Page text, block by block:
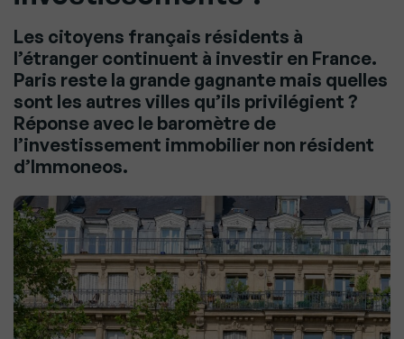
Les citoyens français résidents à
l’étranger continuent à investir en France.
Paris reste la grande gagnante mais quelles
sont les autres villes qu’ils privilégient ?
Réponse avec le baromètre de
l’investissement immobilier non résident
d’Immoneos.